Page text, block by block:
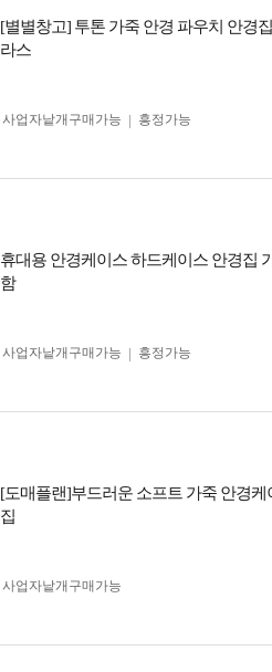
[별별창고] 투톤 가죽 안경 파우치 안경
라스
사업자 낱개구매가능 흥정가능
휴대용 안경케이스 하드케이스 안경집
함
사업자 낱개구매가능 흥정가능
[도매플랜]부드러운 소프트 가죽 안경
집
사업자 낱개구매가능